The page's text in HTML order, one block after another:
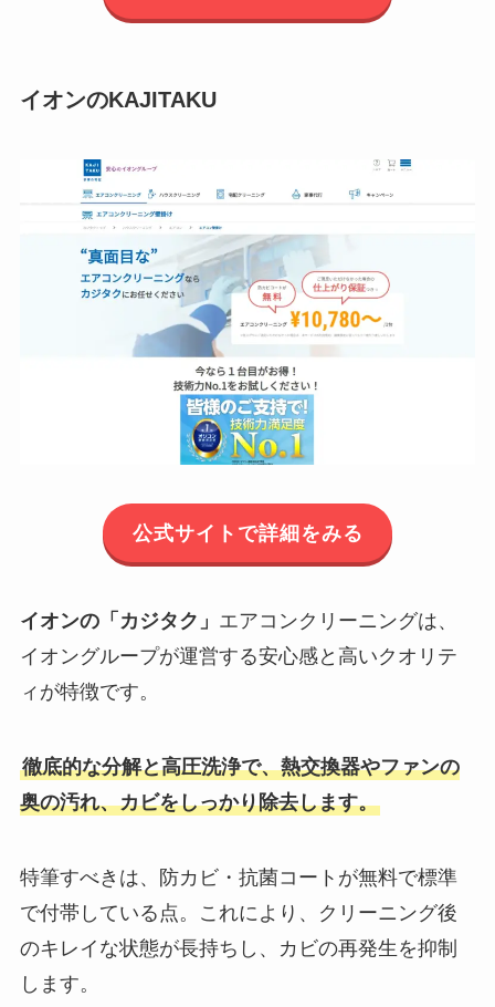
イオンのKAJITAKU
公式サイトで詳細をみる
イオンの「カジタク」 エアコンクリーニングは、
イオングループが運営する安心感と高いクオリテ
ィが特徴です。
徹底的な分解と高圧洗浄で、熱交換器やファンの
奥の汚れ、カビをしっかり除去します。
特筆すべきは、防カビ・抗菌コートが無料で標準
で付帯している点。これにより、クリーニング後
のキレイな状態が長持ちし、カビの再発生を抑制
します。